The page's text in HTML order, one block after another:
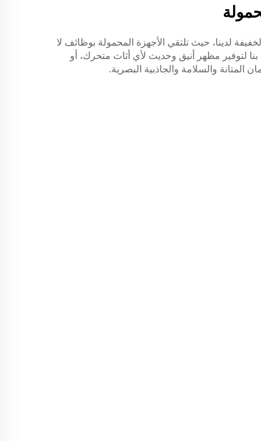
لدينا، حيث تلتقي الأجهزة المحمولة بوظائف لا
لتوفير مظهر أنيق وحديث لأي أثاث متحرك، أو
والسلامة والجاذبية البصرية.